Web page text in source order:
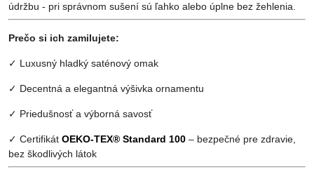
údržbu - pri správnom sušení sú ľahko alebo úplne bez žehlenia.
Prečo si ich zamilujete:
✓ Luxusný hladký saténový omak
✓ Decentná a elegantná výšivka ornamentu
✓ Priedušnosť a výborná savosť
✓ Certifikát OEKO-TEX® Standard 100 – bezpečné pre zdravie,
bez škodlivých látok